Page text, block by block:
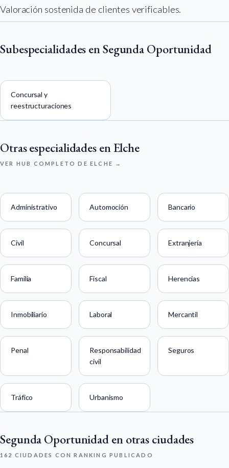
Valoración sostenida de clientes verificables.
Subespecialidades en Segunda Oportunidad
Concursal y
reestructuraciones
Otras especialidades en Elche
VER HUB COMPLETO DE ELCHE →
Administrativo Automoción Bancario
Civil Concursal Extranjería
Familia Fiscal Herencias
Inmobiliario Laboral Mercantil
Penal
Responsabilidad
civil
Seguros
Tráfico Urbanismo
Segunda Oportunidad en otras ciudades
162 CIUDADES CON RANKING PUBLICADO